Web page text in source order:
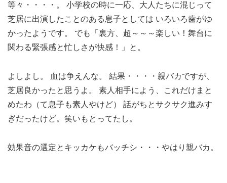
等々・・・・。 小学校の時に一応、大人たちに混じって
芝居に出演したことのある息子としては いろいろ歯がゆ
かったようです。 でも「裏方、超～～～楽しい！舞台に
関わる緊張感と忙しさが快感！」と。
よしよし。 血は争えんな。 結果・・・・親バカですが、
芝居良かったと思うよ。 素人相手によう、これだけまと
めたわ（て息子も素人やけど） 話がちとサクサク進みす
ぎだったけど。笑いもとってたし。
効果音の選定とキッカケもバッチシ・・・やはり親バカ。